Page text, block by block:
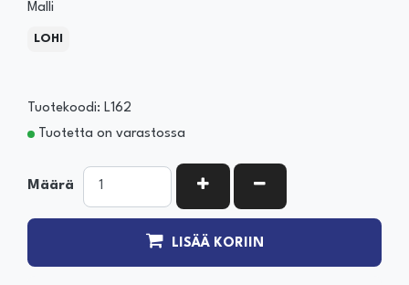
Malli
LOHI
Tuotekoodi: L162
Tuotetta on varastossa
Määrä KASVATA MÄÄRÄÄ
VÄHENNÄ MÄÄRÄÄ
LISÄÄ KORIIN